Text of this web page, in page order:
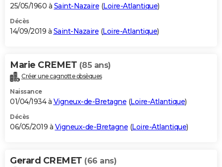
25/05/1960 à Saint-Nazaire (Loire-Atlantique)
Décès
14/09/2019 à Saint-Nazaire (Loire-Atlantique)
Marie CREMET (85 ans)
Créer une cagnotte obsèques
Naissance
01/04/1934 à Vigneux-de-Bretagne (Loire-Atlantique)
Décès
06/05/2019 à Vigneux-de-Bretagne (Loire-Atlantique)
Gerard CREMET (66 ans)